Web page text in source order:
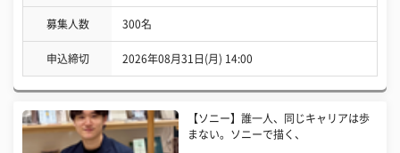
募集人数 300名
申込締切 2026年08月31日(月) 14:00
【ソニー】誰一人、同じキャリアは歩
まない。ソニーで描く、